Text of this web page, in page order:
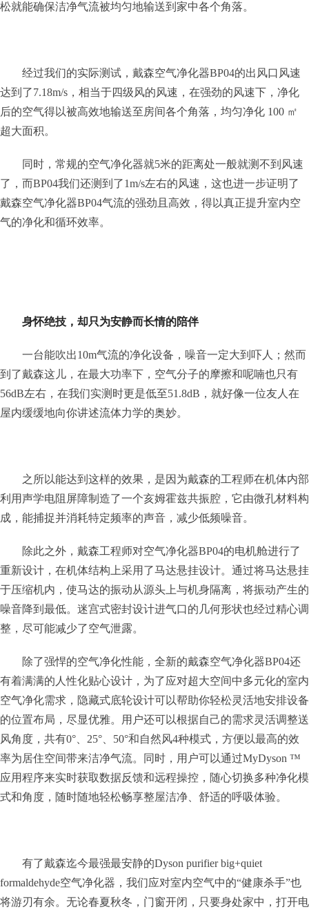
松就能确保洁净气流被均匀地输送到家中各个角落。
经过我们的实际测试，戴森空气净化器BP04的出风口风速
达到了7.18m/s，相当于四级风的风速，在强劲的风速下，净化
后的空气得以被高效地输送至房间各个角落，均匀净化 100 ㎡
超大面积。
同时，常规的空气净化器就5米的距离处一般就测不到风速
了，而BP04我们还测到了1m/s左右的风速，这也进一步证明了
戴森空气净化器BP04气流的强劲且高效，得以真正提升室内空
气的净化和循环效率。
身怀绝技，却只为安静而长情的陪伴
一台能吹出10m气流的净化设备，噪音一定大到吓人；然而
到了戴森这儿，在最大功率下，空气分子的摩擦和呢喃也只有
56dB左右，在我们实测时更是低至51.8dB，就好像一位友人在
屋内缓缓地向你讲述流体力学的奥妙。
之所以能达到这样的效果，是因为戴森的工程师在机体内部
利用声学电阻屏障制造了一个亥姆霍兹共振腔，它由微孔材料构
成，能捕捉并消耗特定频率的声音，减少低频噪音。
除此之外，戴森工程师对空气净化器BP04的电机舱进行了
重新设计，在机体结构上采用了马达悬挂设计。通过将马达悬挂
于压缩机内，使马达的振动从源头上与机身隔离，将振动产生的
噪音降到最低。迷宫式密封设计进气口的几何形状也经过精心调
整，尽可能减少了空气泄露。
除了强悍的空气净化性能，全新的戴森空气净化器BP04还
有着满满的人性化贴心设计，为了应对超大空间中多元化的室内
空气净化需求，隐藏式底轮设计可以帮助你轻松灵活地安排设备
的位置布局，尽显优雅。用户还可以根据自己的需求灵活调整送
风角度，共有0°、25°、50°和自然风4种模式，方便以最高的效
率为居住空间带来洁净气流。同时，用户可以通过MyDyson ™
应用程序来实时获取数据反馈和远程操控，随心切换多种净化模
式和角度，随时随地轻松畅享整屋洁净、舒适的呼吸体验。
有了戴森迄今最强最安静的Dyson purifier big+quiet
formaldehyde空气净化器，我们应对室内空气中的“健康杀手”也
将游刃有余。无论春夏秋冬，门窗开闭，只要身处家中，打开电